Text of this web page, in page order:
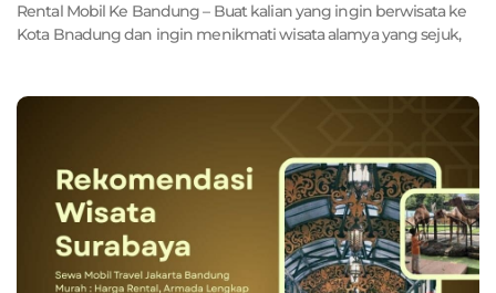
Rental Mobil Ke Bandung – Buat kalian yang ingin berwisata ke
Kota Bnadung dan ingin menikmati wisata alamya yang sejuk,